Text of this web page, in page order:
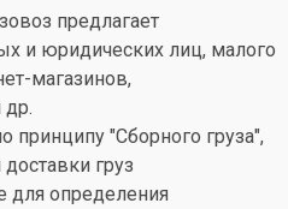
предлагает
и юридических лиц, малого
магазинов,
др.
принципу "Сборного груза",
груз
для определения